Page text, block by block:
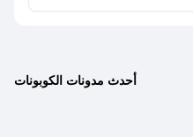
أحدث مدونات الكوبونات